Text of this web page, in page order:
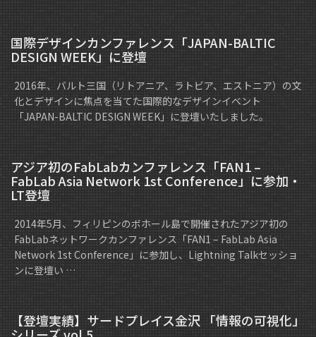
国際デザインカンファレンス「JAPAN-BALTIC
DESIGN WEEK」に登壇
2016年、バルト三国（リトアニア、ラトビア、エストニア）の文
化とデザインに焦点を当てた国際的なデザインイベント
「JAPAN-BALTIC DESIGN WEEK」に登壇いたしました。
アジア初のFabLabカンファレンス「FAN1 –
FabLab Asia Network 1st Conference」に参加・
LT登壇
2014年5月、フィリピンのボホール島で開催されたアジア初の
FabLabネットワークカンファレンス「FAN1 – FabLab Asia
Network 1st Conference」に参加し、Lightning Talkセッショ
ンに登壇い …
【登壇実績】サードプレイス金沢 「情報の可視化」